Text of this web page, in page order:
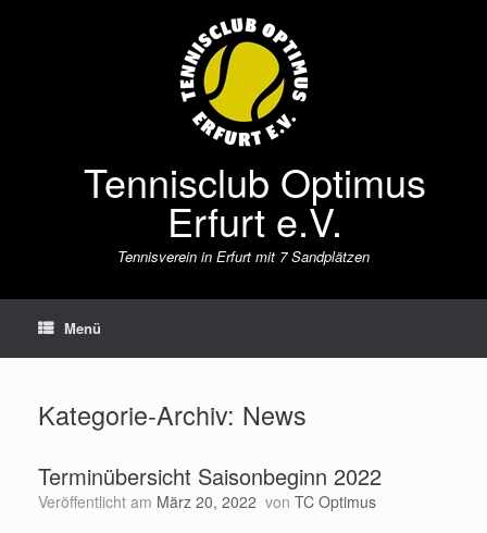
Tennisclub Optimus
Erfurt e.V.
Tennisverein in Erfurt mit 7 Sandplätzen
Menü
Kategorie-Archiv: News
Terminübersicht Saisonbeginn 2022
Veröffentlicht am März 20, 2022 von TC Optimus